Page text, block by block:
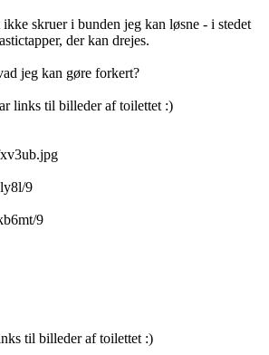
skruer i bunden jeg kan løsne - i stedet
der kan drejes.
jeg kan gøre forkert?
links til billeder af toilettet :)
9
9
til billeder af toilettet :)